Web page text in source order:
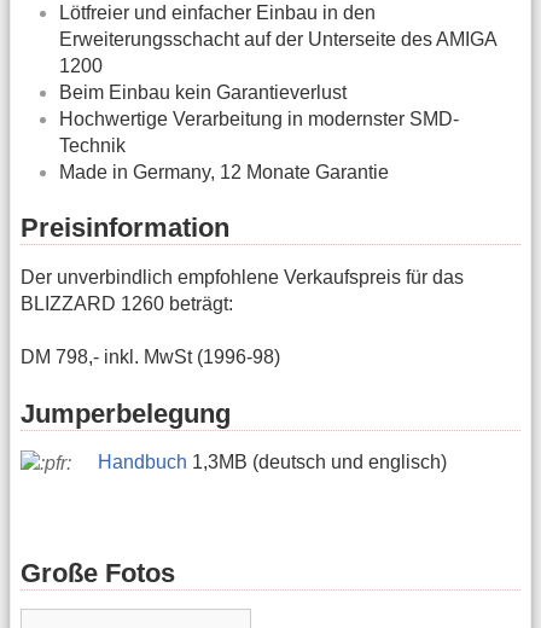
Lötfreier und einfacher Einbau in den
Erweiterungsschacht auf der Unterseite des AMIGA
1200
Beim Einbau kein Garantieverlust
Hochwertige Verarbeitung in modernster SMD-
Technik
Made in Germany, 12 Monate Garantie
Preisinformation
Der unverbindlich empfohlene Verkaufspreis für das
BLIZZARD 1260 beträgt:
DM 798,- inkl. MwSt (1996-98)
Jumperbelegung
Handbuch 1,3MB (deutsch und englisch)
Große Fotos